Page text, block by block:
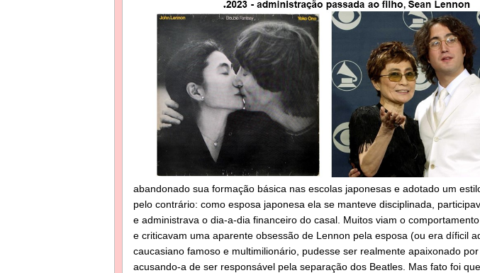
abandonado sua formação básica nas escolas japonesas e adotado um
pelo contrário: como esposa japonesa ela se manteve disciplinada,
e administrava o dia-a-dia financeiro do casal. Muitos viam o
e criticavam uma aparente obsessão de Lennon pela esposa (ou era díficil
caucasiano famoso e multimilionário, pudesse ser realmente apaixonado
acusando-a de ser responsável pela separação dos Beatles. Mas fato foi